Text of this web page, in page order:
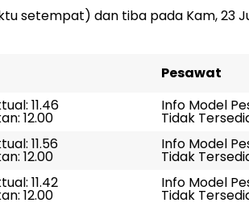
setempat) dan tiba pada Kam, 23
Pesawat
11.46
12.00
Info Model
Tidak
11.56
12.00
Info Model
Tidak
11.42
12.00
Info Model
Tidak